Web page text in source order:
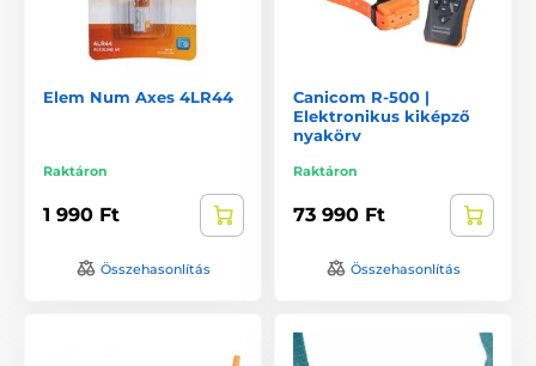
Elem Num Axes 4LR44
Raktáron
1 990 Ft
Összehasonlítás
Canicom R-500 |
Elektronikus kiképző
nyakörv
Raktáron
73 990 Ft
Összehasonlítás